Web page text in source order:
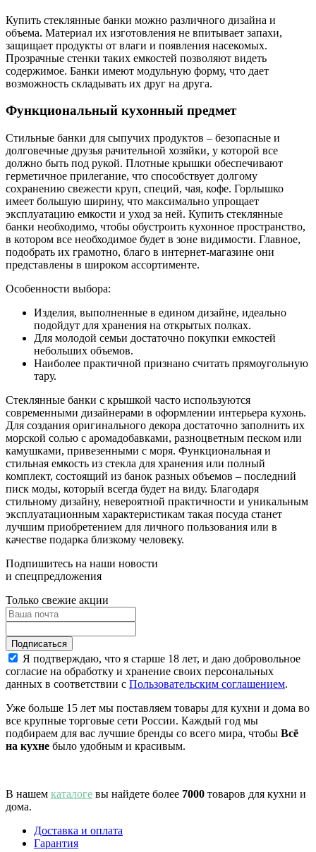
Купить стеклянные банки можно различного дизайна и
объема. Материал их изготовления не впитывает запахи,
защищает продукты от влаги и появления насекомых.
Прозрачные стенки таких емкостей позволяют видеть
содержимое. Банки имеют модульную форму, что дает
возможность складывать их друг на друга.
Функциональный кухонный предмет
Стильные банки для сыпучих продуктов – безопасные и
долговечные друзья рачительной хозяйки, у которой все
должно быть под рукой. Плотные крышки обеспечивают
герметичное прилегание, что способствует долгому
сохранению свежести круп, специй, чая, кофе. Горлышко
имеет большую ширину, что максимально упрощает
эксплуатацию емкости и уход за ней. Купить стеклянные
банки необходимо, чтобы обустроить кухонное пространство,
в котором все необходимое будет в зоне видимости. Главное,
подобрать их грамотно, благо в интернет-магазине они
представлены в широком ассортименте.
Особенности выбора:
Изделия, выполненные в едином дизайне, идеально
подойдут для хранения на открытых полках.
Для молодой семьи достаточно покупки емкостей
небольших объемов.
Наиболее практичной признано считать прямоугольную
тару.
Стеклянные банки с крышкой часто используются
современными дизайнерами в оформлении интерьера кухонь.
Для создания оригинального декора достаточно заполнить их
морской солью с аромадобавками, разноцветным песком или
камушками, привезенными с моря. Функциональная и
стильная емкость из стекла для хранения или полный
комплект, состоящий из банок разных объемов – последний
писк моды, который всегда будет на виду. Благодаря
стильному дизайну, невероятной практичности и уникальным
эксплуатационным характеристикам такая посуда станет
лучшим приобретением для личного пользования или в
качестве подарка близкому человеку.
Подпишитесь на наши новости
и спецпредложения
Только свежие акции
Я подтверждаю, что я старше 18 лет, и даю добровольное
согласие на обработку и хранение своих персональных
данных в соответствии с Пользовательским соглашением.
Уже больше 15 лет мы поставляем товары для кухни и дома во
все крупные торговые сети России. Каждый год мы
подбираем для вас лучшие бренды со всего мира, чтобы Всё
на кухне было удобным и красивым.
В нашем каталоге вы найдете более 7000 товаров для кухни и
дома.
Доставка и оплата
Гарантия